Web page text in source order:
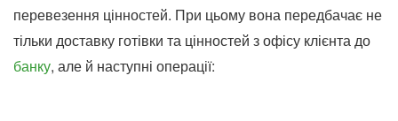
перевезення цінностей. При цьому вона передбачає не
тільки доставку готівки та цінностей з офісу клієнта до
банку, але й наступні операції: